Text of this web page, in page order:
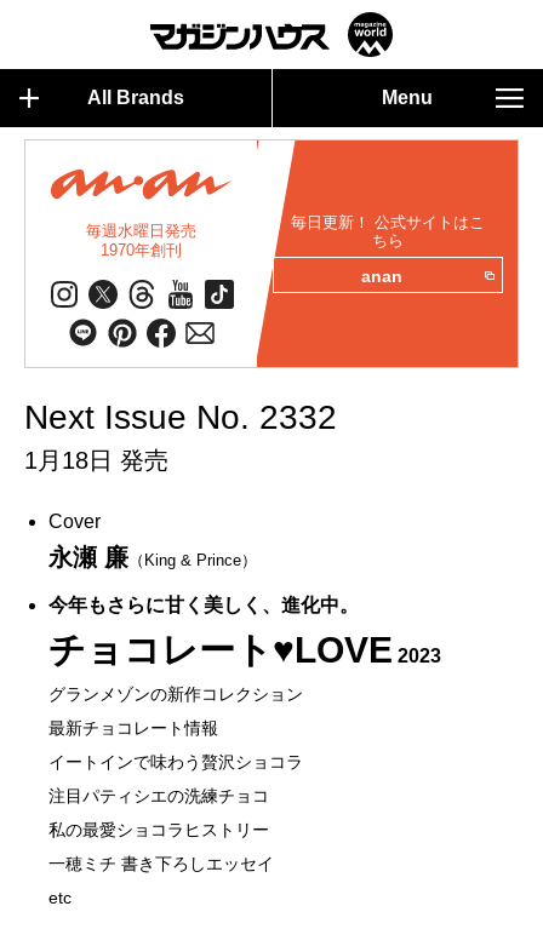
All Brands Menu
毎週水曜日発売
1970年創刊
毎日更新！ 公式サイトはこ
ちら
anan
Next Issue No. 2332
1月18日 発売
Cover
永瀬 廉 （King & Prince）
今年もさらに甘く美しく、進化中。
チョコレート♥LOVE 2023
グランメゾンの新作コレクション
最新チョコレート情報
イートインで味わう贅沢ショコラ
注目パティシエの洗練チョコ
私の最愛ショコラヒストリー
一穂ミチ 書き下ろしエッセイ
etc